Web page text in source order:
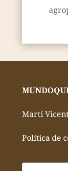
Martí
Política de